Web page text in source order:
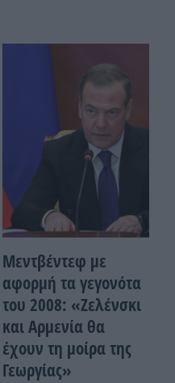
Μεντβέντεφ με
αφορμή τα γεγονότα
του 2008: «Ζελένσκι
και Αρμενία θα
έχουν τη μοίρα της
Γεωργίας»